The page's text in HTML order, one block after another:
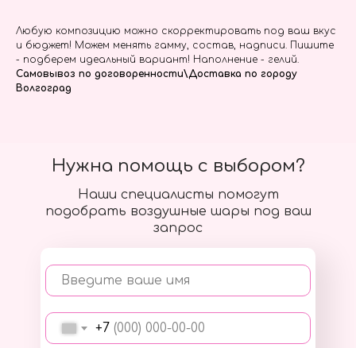
Любую композицию можно скорректировать под ваш вкус
и бюджет! Можем менять гамму, состав, надписи. Пишите
- подберем идеальный вариант! Наполнение - гелий.
Самовывоз по договоренности\Доставка по городу
Волгоград
Наши специалисты помогут
подобрать воздушные шары под ваш
запрос
Введите ваше имя
+7
Нужна помощь с выбором?